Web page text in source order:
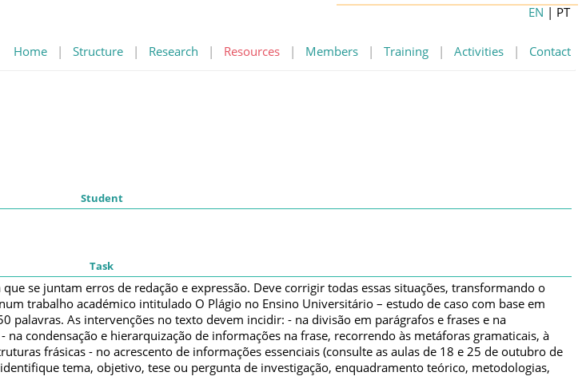
Home | Structure | Research | Resources | Members | Training | Activities | Contact
EN | PT
Student
Task
se juntam erros de redação e expressão. Deve corrigir todas essas situações, transformando o
trabalho académico intitulado O Plágio no Ensino Universitário – estudo de caso com base em
palavras. As intervenções no texto devem incidir: - na divisão em parágrafos e frases e na
condensação e hierarquização de informações na frase, recorrendo às metáforas gramaticais, à
frásicas - no acrescento de informações essenciais (consulte as aulas de 18 e 25 de outubro de
tema, objetivo, tese ou pergunta de investigação, enquadramento teórico, metodologias,